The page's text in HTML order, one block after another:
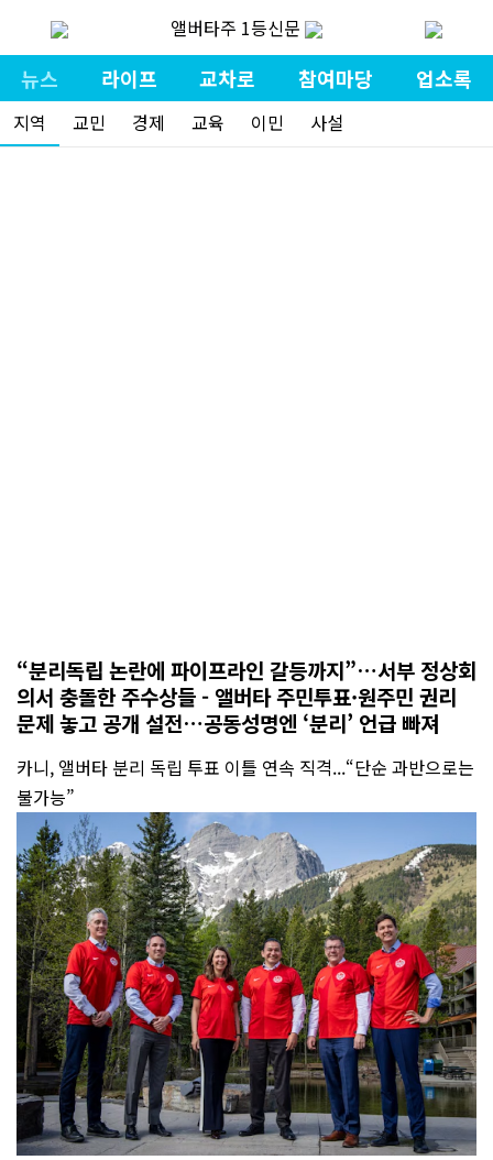
앨버타주 1등신문
뉴스 라이프 교차로 참여마당 업소록
지역 교민 경제 교육 이민 사설
“분리독립 논란에 파이프라인 갈등까지”…서부 정상회
의서 충돌한 주수상들 - 앨버타 주민투표·원주민 권리
문제 놓고 공개 설전…공동성명엔 ‘분리’ 언급 빠져
카니, 앨버타 분리 독립 투표 이틀 연속 직격...“단순 과반으로는
불가능”